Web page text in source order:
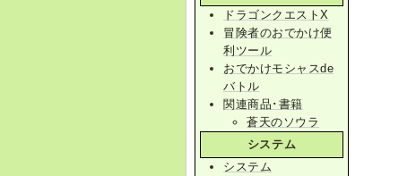
ドラゴンクエストX
冒険者のおでかけ便
利ツール
おでかけモシャスde
バトル
関連商品･書籍
蒼天のソウラ
システム
システム